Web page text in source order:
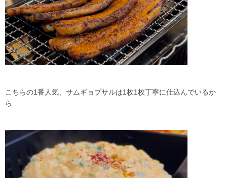
こちらの1番人気、サムギョプサルは1枚1枚丁寧に仕込んでいるか
ら